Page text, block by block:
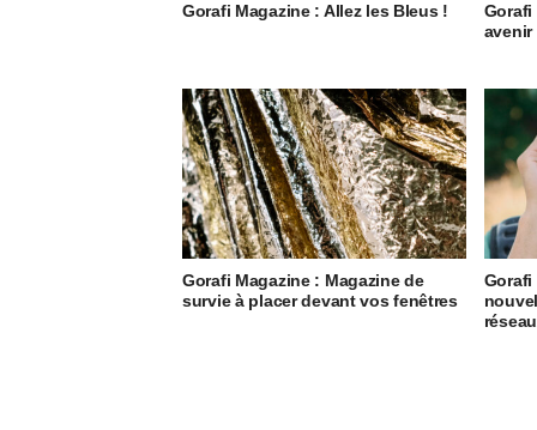
Gorafi Magazine : Allez les Bleus !
Gorafi
avenir
Gorafi Magazine : Magazine de
survie à placer devant vos fenêtres
Gorafi